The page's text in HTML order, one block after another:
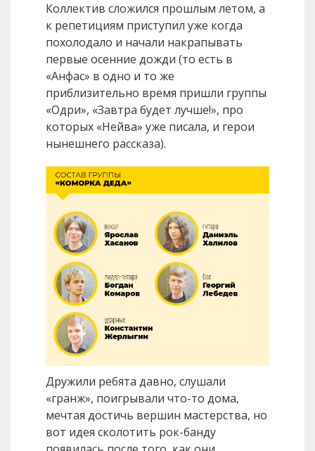
Коллектив сложился прошлым летом, а
к репетициям приступил уже когда
похолодало и начали накрапывать
первые осенние дожди (то есть в
«Анфас» в одно и то же
приблизительно время пришли группы
«Одри», «Завтра будет лучше!», про
которых «Нейва» уже писала, и герои
нынешнего рассказа).
Дружили ребята давно, слушали
«гранж», поигрывали что-то дома,
мечтая достичь вершин мастерства, но
вот идея сколотить рок-банду